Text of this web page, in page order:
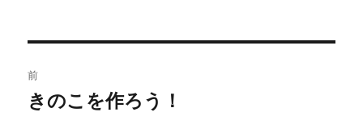
稿
前
過
きのこを作ろう！